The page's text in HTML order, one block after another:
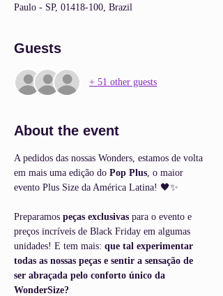
Paulo - SP, 01418-100, Brazil
Guests
+ 51 other guests
About the event
A pedidos das nossas Wonders, estamos de volta
em mais uma edição do Pop Plus , o maior
evento Plus Size da América Latina! 🖤✨
Preparamos peças exclusivas para o evento e
preços incríveis de Black Friday em algumas
unidades! E tem mais: que tal experimentar
todas as nossas peças e sentir a sensação de
ser abraçada pelo conforto único da
WonderSize?